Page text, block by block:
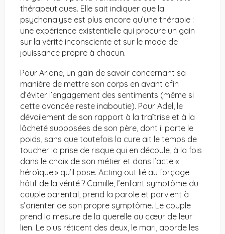
thérapeutiques. Elle sait indiquer que la
psychanalyse est plus encore qu’une thérapie :
une expérience existentielle qui procure un gain
sur la vérité inconsciente et sur le mode de
jouissance propre à chacun.
Pour Ariane, un gain de savoir concernant sa
manière de mettre son corps en avant afin
d’éviter l’engagement des sentiments (même si
cette avancée reste inaboutie). Pour Adel, le
dévoilement de son rapport à la traîtrise et à la
lâcheté supposées de son père, dont il porte le
poids, sans que toutefois la cure ait le temps de
toucher la prise de risque qui en découle, à la fois
dans le choix de son métier et dans l’acte «
héroïque » qu’il pose. Acting out lié au forçage
hâtif de la vérité ? Camille, l’enfant symptôme du
couple parental, prend la parole et parvient à
s’orienter de son propre symptôme. Le couple
prend la mesure de la querelle au cœur de leur
lien. Le plus réticent des deux, le mari, aborde les